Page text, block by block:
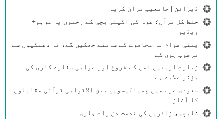
ڈیزائن | جامعیتِ قرآن کریم
حفظ کل قرآن؛ غزہ کی اکیلی بچی کے زخموں پر مرہم+
ویڈیو
یمنی عوام نہ محاصرے کے سامنے جھکیں گے، نہ دھمکیوں سے
مرعوب ہوں گے
زیارتِ اربعین امن کے فروغ اور عوامی سفارت کاری کی
مؤثر علامت ہے
سعودی عرب میں چھیالیسویں بین الاقوامی قرآنی مقابلوں
کا آغاز
شلمچه، زائرین کی خدمت دن رات جاری